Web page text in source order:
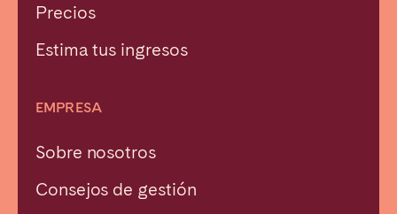
Precios
Estima tus ingresos
EMPRESA
Sobre nosotros
Consejos de gestión